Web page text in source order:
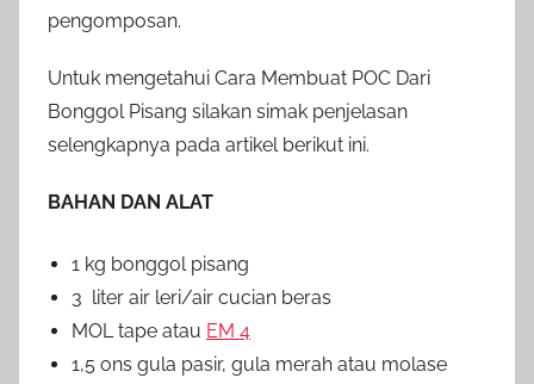
pengomposan.
Untuk mengetahui Cara Membuat POC Dari
Bonggol Pisang silakan simak penjelasan
selengkapnya pada artikel berikut ini.
BAHAN DAN ALAT
1 kg bonggol pisang
3 liter air leri/air cucian beras
MOL tape atau EM 4
1,5 ons gula pasir, gula merah atau molase